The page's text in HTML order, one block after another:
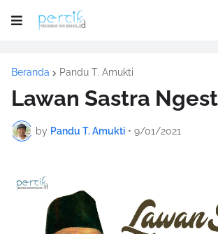
Beranda Pandu T. Amukti
Lawan Sastra
by Pandu T. Amukti • 9/01/2021